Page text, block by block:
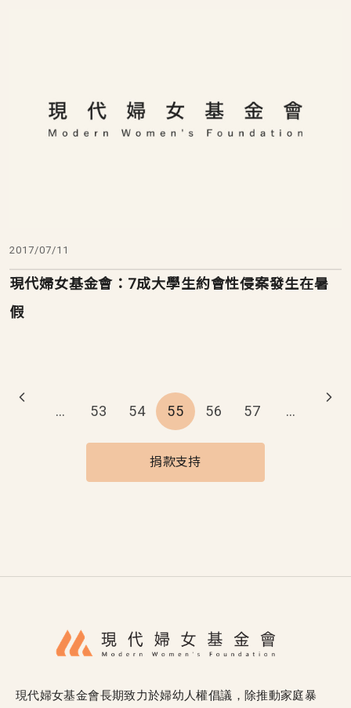
2017/07/11
現代婦女基金會：7成大學生約會性侵案發生在暑
假
Pagination
… 53 54 55 56 57 …
捐款支持
現代婦女基金會長期致力於婦幼人權倡議，除推動家庭暴